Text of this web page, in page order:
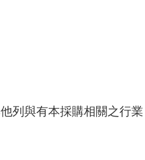
列與有本採購相關之行業